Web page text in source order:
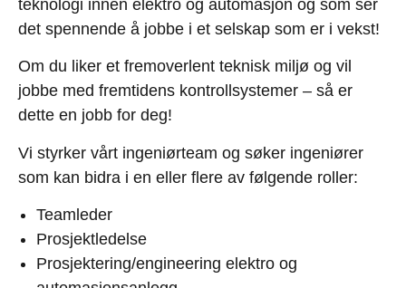
teknologi innen elektro og automasjon og som ser
det spennende å jobbe i et selskap som er i vekst!
Om du liker et fremoverlent teknisk miljø og vil
jobbe med fremtidens kontrollsystemer – så er
dette en jobb for deg!
Vi styrker vårt ingeniørteam og søker ingeniører
som kan bidra i en eller flere av følgende roller:
Teamleder
Prosjektledelse
Prosjektering/engineering elektro og